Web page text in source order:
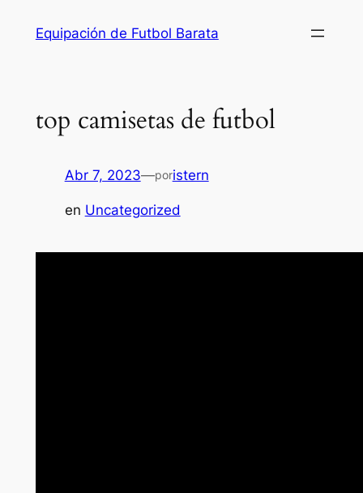
Equipación de Futbol Barata
top camisetas de futbol
Abr 7, 2023—poristern
en Uncategorized